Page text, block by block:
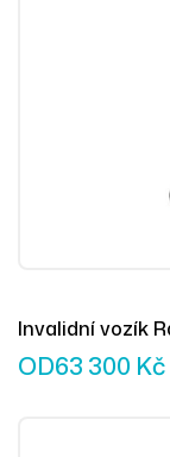
Invalidní vozík
OD63 300 Kč